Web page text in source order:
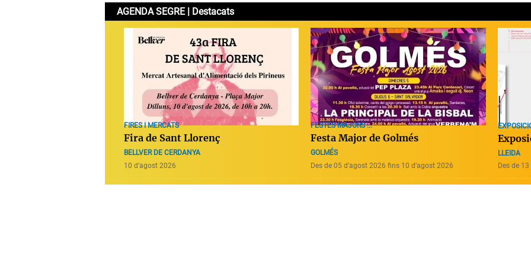
AGENDA SEGRE | Destacats
FIRES I MERCATS
Fira de Sant Llorenç
BELLVER DE CERDANYA
10 d’agost 2026
FESTES MAJORS ...
Festa Major de Golmés
GOLMÉS
Des de 05 d’agost 2026 fins 10 d’agost 2026
LLEIDA
Des de